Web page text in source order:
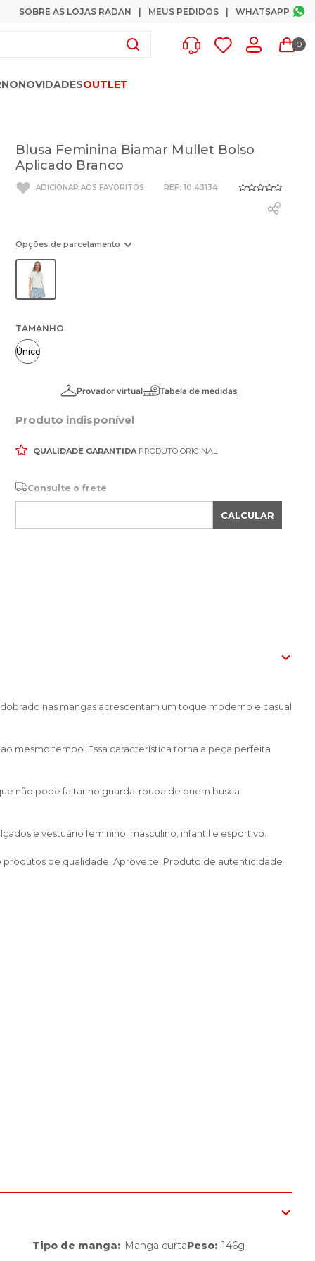
SOBRE AS LOJAS RADAN MEUS PEDIDOS WHATSAPP
0
NOVIDADESOUTLET
Blusa Feminina Biamar Mullet Bolso
Aplicado Branco
: 10.43134
Opções de parcelamento
TAMANHO
Único
Produto indisponível
QUALIDADE GARANTIDAPRODUTO ORIGINAL
Consulte o frete
CALCULAR
nas mangas acrescentam um toque moderno e casual
mesmo tempo. Essa característica torna a peça perfeita
não pode faltar no guarda-roupa de quem busca
e vestuário feminino, masculino, infantil e esportivo.
produtos de qualidade. Aproveite! Produto de autenticidade
Tipo de manga: Manga curtaPeso: 146g